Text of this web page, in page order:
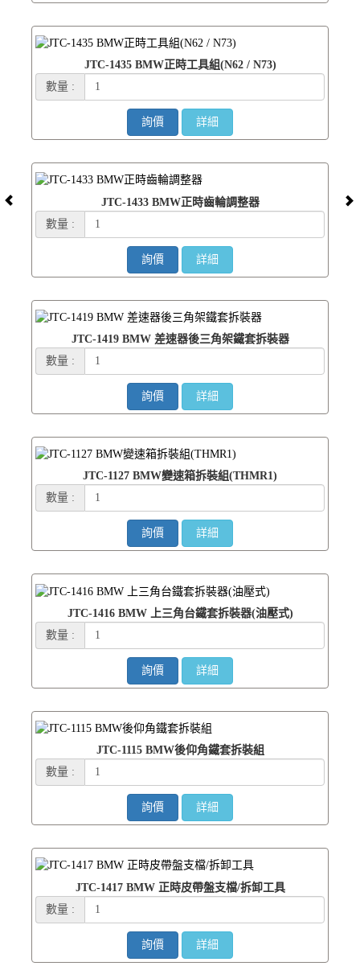
JTC-1435 BMW正時工具組(N62 / N73)
數量 :
詢價 詳細
JTC-1433 BMW正時齒輪調整器
數量 :
詢價 詳細
JTC-1419 BMW 差速器後三角架鐵套拆裝器
數量 :
詢價 詳細
JTC-1127 BMW變速箱拆裝組(THMR1)
數量 :
詢價 詳細
JTC-1416 BMW 上三角台鐵套拆裝器(油壓式)
數量 :
詢價 詳細
JTC-1115 BMW後仰角鐵套拆裝組
數量 :
詢價 詳細
JTC-1417 BMW 正時皮帶盤支檔/拆卸工具
數量 :
詢價 詳細